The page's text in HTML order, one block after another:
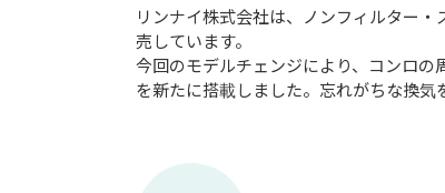
リンナイ株式会社は、ノンフィルター
売しています。
今回のモデルチェンジにより、コンロの
を新たに搭載しました。忘れがちな換気